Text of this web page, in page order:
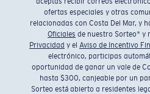
ofertas especiales y otras
relacionadas con Costa Del Mar, y
Oficiales de nuestro Sorteo* y
Privacidad y el Aviso de Incentivo
electrónico, participas
oportunidad de ganar un vale de
hasta $300, canjeable por un
Sorteo está abierto a residentes